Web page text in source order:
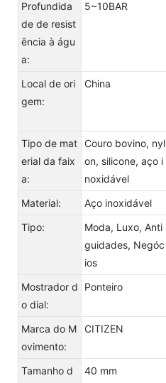
Profundida
de de resist
ência à águ
a:
5~10BAR
Local de ori
gem:
China
Tipo de mat
erial da faix
a:
Couro bovino, nyl
on, silicone, aço i
noxidável
Material:
Aço inoxidável
Tipo:
Moda, Luxo, Anti
guidades, Negóc
ios
Mostrador d
o dial:
Ponteiro
Marca do M
ovimento:
CITIZEN
Tamanho d
40 mm